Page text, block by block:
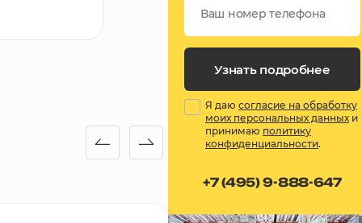
Узнать подробнее
Я даю согласие на обработку
моих персональных данных и
принимаю политику
конфиденциальности.
+7 (495) 9-888-647